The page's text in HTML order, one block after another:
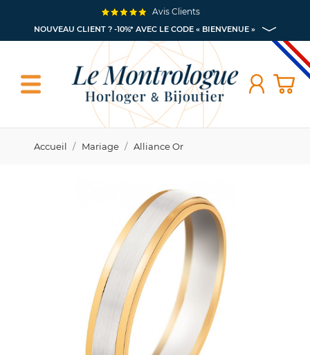
NOUVEAU CLIENT ? -10%* AVEC LE CODE « BIENVENUE »
Avis Clients
Accueil Mariage Alliance Or